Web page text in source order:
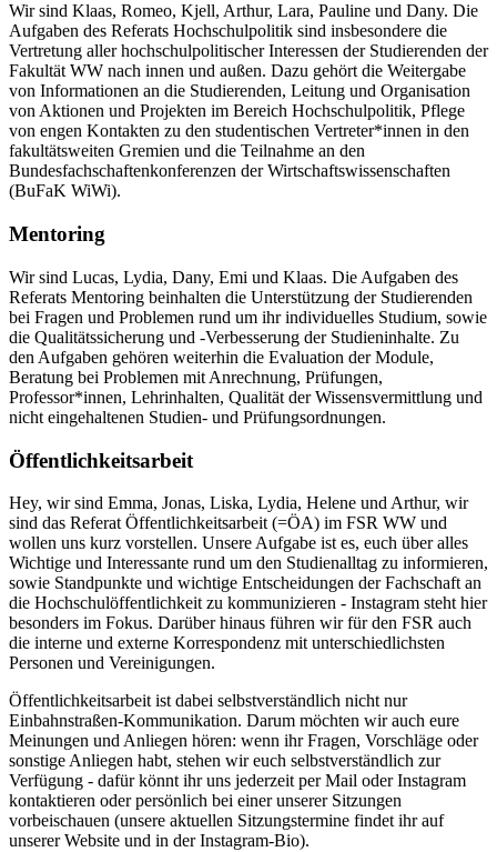
Wir sind Klaas, Romeo, Kjell, Arthur, Lara, Pauline und Dany. Die
Aufgaben des Referats Hochschulpolitik sind insbesondere die
Vertretung aller hochschulpolitischer Interessen der Studierenden der
Fakultät WW nach innen und außen. Dazu gehört die Weitergabe
von Informationen an die Studierenden, Leitung und Organisation
von Aktionen und Projekten im Bereich Hochschulpolitik, Pflege
von engen Kontakten zu den studentischen Vertreter*innen in den
fakultätsweiten Gremien und die Teilnahme an den
Bundesfachschaftenkonferenzen der Wirtschaftswissenschaften
(BuFaK WiWi).
Mentoring
Wir sind Lucas, Lydia, Dany, Emi und Klaas. Die Aufgaben des
Referats Mentoring beinhalten die Unterstützung der Studierenden
bei Fragen und Problemen rund um ihr individuelles Studium, sowie
die Qualitätssicherung und -Verbesserung der Studieninhalte. Zu
den Aufgaben gehören weiterhin die Evaluation der Module,
Beratung bei Problemen mit Anrechnung, Prüfungen,
Professor*innen, Lehrinhalten, Qualität der Wissensvermittlung und
nicht eingehaltenen Studien- und Prüfungsordnungen.
Öffentlichkeitsarbeit
Hey, wir sind Emma, Jonas, Liska, Lydia, Helene und Arthur, wir
sind das Referat Öffentlichkeitsarbeit (=ÖA) im FSR WW und
wollen uns kurz vorstellen. Unsere Aufgabe ist es, euch über alles
Wichtige und Interessante rund um den Studienalltag zu informieren,
sowie Standpunkte und wichtige Entscheidungen der Fachschaft an
die Hochschulöffentlichkeit zu kommunizieren - Instagram steht hier
besonders im Fokus. Darüber hinaus führen wir für den FSR auch
die interne und externe Korrespondenz mit unterschiedlichsten
Personen und Vereinigungen.
Öffentlichkeitsarbeit ist dabei selbstverständlich nicht nur
Einbahnstraßen-Kommunikation. Darum möchten wir auch eure
Meinungen und Anliegen hören: wenn ihr Fragen, Vorschläge oder
sonstige Anliegen habt, stehen wir euch selbstverständlich zur
Verfügung - dafür könnt ihr uns jederzeit per Mail oder Instagram
kontaktieren oder persönlich bei einer unserer Sitzungen
vorbeischauen (unsere aktuellen Sitzungstermine findet ihr auf
unserer Website und in der Instagram-Bio).